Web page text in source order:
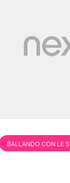
BALLANDO CON LE